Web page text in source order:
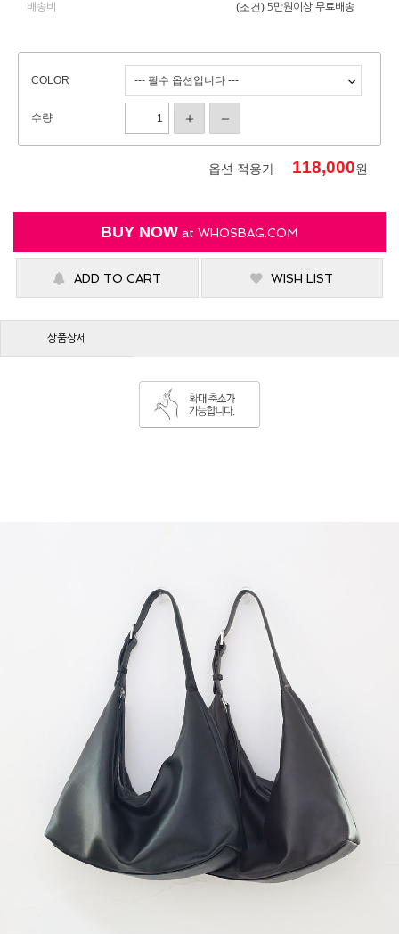
배송비 (조건) 5만원이상 무료배송
COLOR
수량
옵션 적용가 118,000원
BUY NOW at WHOSBAG.COM
ADD TO CART WISH LIST
상품상세